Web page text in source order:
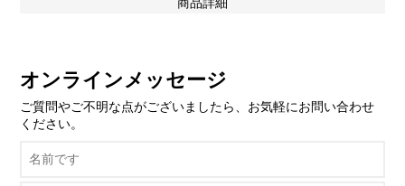
オンラインメッセージ
ご質問やご不明な点がございましたら、お気軽にお問い合わせ
ください。